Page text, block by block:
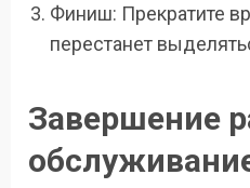
Финиш: Прекратите
перестанет
Завершение